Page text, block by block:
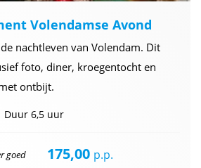
Volendamse Avond
nachtleven van Volendam. Dit
foto, diner, kroegentocht en
ontbijt.
Duur 6,5 uur
goed 175,00 p.p.